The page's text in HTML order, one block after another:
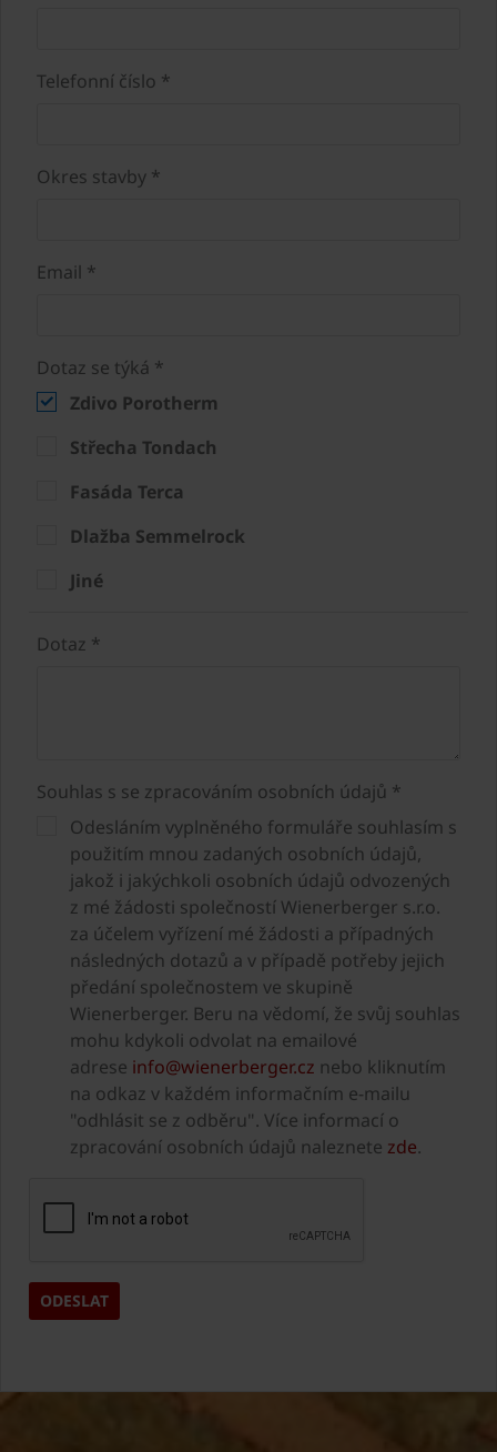
Telefonní číslo *
Okres stavby *
Email *
Dotaz se týká *
Zdivo Porotherm
Střecha Tondach
Fasáda Terca
Dlažba Semmelrock
Jiné
Dotaz *
Souhlas s se zpracováním osobních údajů *
Odesláním vyplněného formuláře souhlasím s
použitím mnou zadaných osobních údajů,
jakož i jakýchkoli osobních údajů odvozených
z mé žádosti společností Wienerberger s.r.o.
za účelem vyřízení mé žádosti a případných
následných dotazů a v případě potřeby jejich
předání společnostem ve skupině
Wienerberger. Beru na vědomí, že svůj souhlas
mohu kdykoli odvolat na emailové
adrese info@wienerberger.cz nebo kliknutím
na odkaz v každém informačním e-mailu
"odhlásit se z odběru". Více informací o
zpracování osobních údajů naleznete zde.